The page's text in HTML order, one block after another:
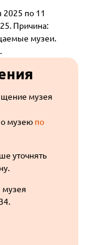
2025 по 11
Причина:
музеи.
.
музея
музею по
уточнять